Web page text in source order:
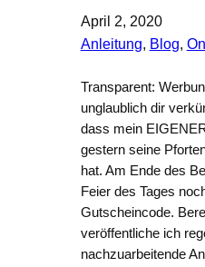
April 2, 2020
Anleitung, Blog,
Transparent:
unglaublich dir
dass mein
gestern seine
hat. Am Ende des
Feier des Tages
Gutscheincode.
veröffentliche ich
nachzuarbeitende